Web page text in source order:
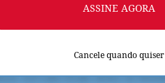
ASSINE AGORA
Cancele quando quiser